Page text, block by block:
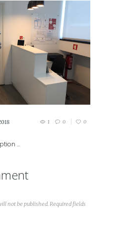
1 0 0
...
not be published. Required fields